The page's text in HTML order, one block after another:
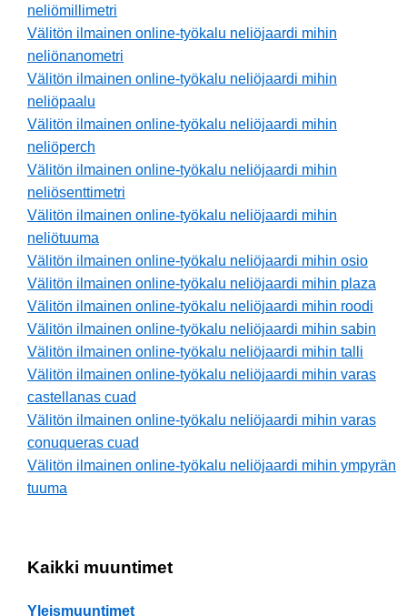
neliömillimetri
Välitön ilmainen online-työkalu neliöjaardi mihin
neliönanometri
Välitön ilmainen online-työkalu neliöjaardi mihin
neliöpaalu
Välitön ilmainen online-työkalu neliöjaardi mihin
neliöperch
Välitön ilmainen online-työkalu neliöjaardi mihin
neliösenttimetri
Välitön ilmainen online-työkalu neliöjaardi mihin
neliötuuma
Välitön ilmainen online-työkalu neliöjaardi mihin osio
Välitön ilmainen online-työkalu neliöjaardi mihin plaza
Välitön ilmainen online-työkalu neliöjaardi mihin roodi
Välitön ilmainen online-työkalu neliöjaardi mihin sabin
Välitön ilmainen online-työkalu neliöjaardi mihin talli
Välitön ilmainen online-työkalu neliöjaardi mihin varas
castellanas cuad
Välitön ilmainen online-työkalu neliöjaardi mihin varas
conuqueras cuad
Välitön ilmainen online-työkalu neliöjaardi mihin ympyrän
tuuma
Kaikki muuntimet
Yleismuuntimet